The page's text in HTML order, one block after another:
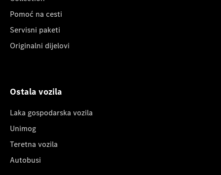
Pomoć na cesti
Servisni paketi
Originalni dijelovi
Ostala vozila
Laka gospodarska vozila
Unimog
Teretna vozila
Autobusi